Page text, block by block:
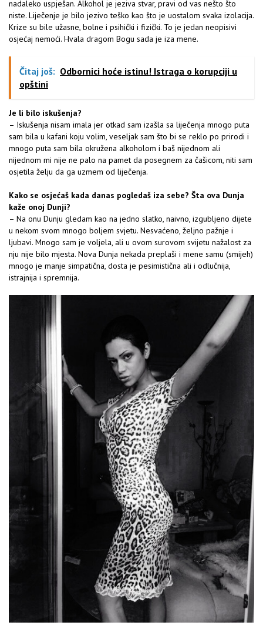
nadaleko uspješan. Alkohol je jeziva stvar, pravi od vas nešto što
niste. Liječenje je bilo jezivo teško kao što je uostalom svaka izolacija.
Krize su bile užasne, bolne i psihički i fizički. To je jedan neopisivi
osjećaj nemoći. Hvala dragom Bogu sada je iza mene.
Čitaj još: Odbornici hoće istinu! Istraga o korupciji u
opštini
Je li bilo iskušenja?
– Iskušenja nisam imala jer otkad sam izašla sa liječenja mnogo puta
sam bila u kafani koju volim, veseljak sam što bi se reklo po prirodi i
mnogo puta sam bila okružena alkoholom i baš nijednom ali
nijednom mi nije ne palo na pamet da posegnem za čašicom, niti sam
osjetila želju da ga uzmem od liječenja.
Kako se osjećaš kada danas pogledaš iza sebe? Šta ova Dunja
kaže onoj Dunji?
– Na onu Dunju gledam kao na jedno slatko, naivno, izgubljeno dijete
u nekom svom mnogo boljem svjetu. Nesvaćeno, željno pažnje i
ljubavi. Mnogo sam je voljela, ali u ovom surovom svijetu nažalost za
nju nije bilo mjesta. Nova Dunja nekada preplaši i mene samu (smijeh)
mnogo je manje simpatična, dosta je pesimistična ali i odlučnija,
istrajnija i spremnija.